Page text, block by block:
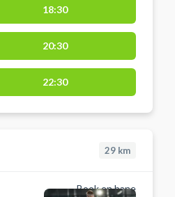
18:30
20:30
22:30
29 km
Book en bane